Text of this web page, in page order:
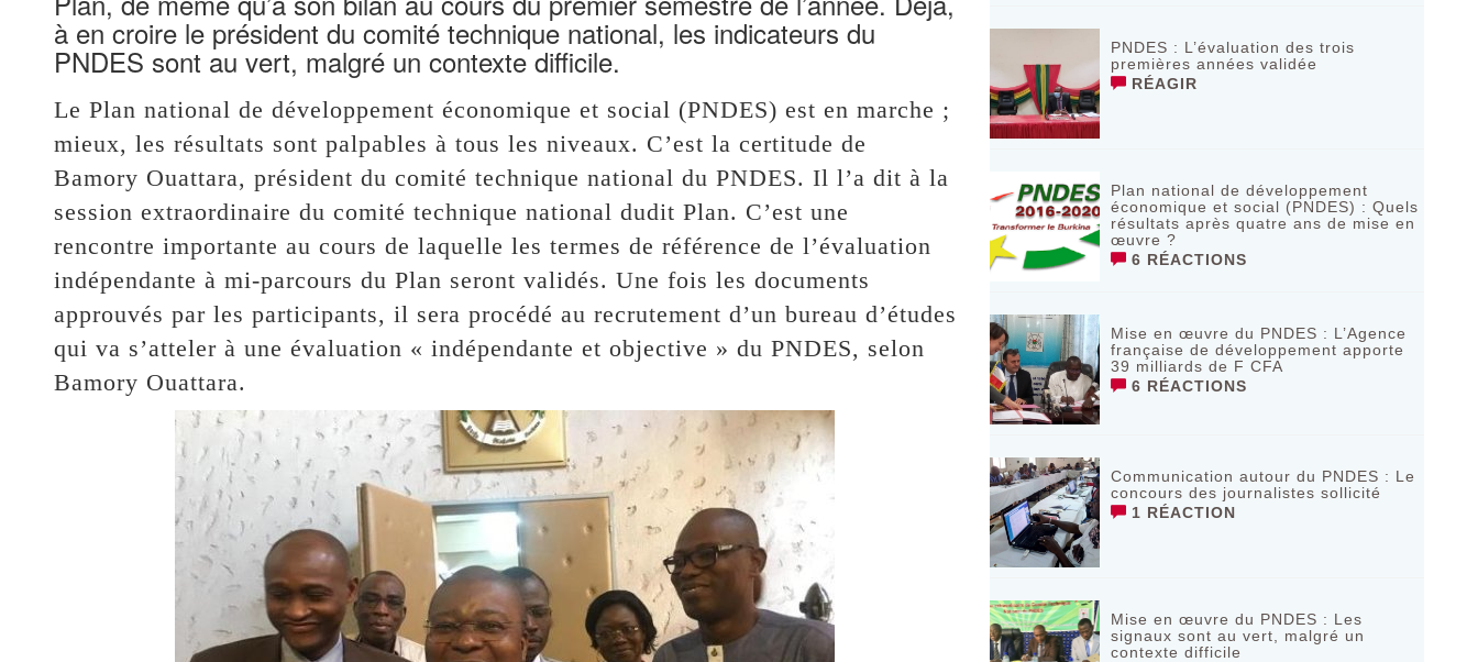
à en croire le président du comité technique national, les indicateurs du
PNDES sont au vert, malgré un contexte difficile.
Le Plan national de développement économique et social (PNDES) est en marche ;
mieux, les résultats sont palpables à tous les niveaux. C’est la certitude de
Bamory Ouattara, président du comité technique national du PNDES. Il l’a dit à la
session extraordinaire du comité technique national dudit Plan. C’est une
rencontre importante au cours de laquelle les termes de référence de l’évaluation
indépendante à mi-parcours du Plan seront validés. Une fois les documents
approuvés par les participants, il sera procédé au recrutement d’un bureau d’études
qui va s’atteler à une évaluation « indépendante et objective » du PNDES, selon
Bamory Ouattara.
PNDES : L’évaluation des trois
premières années validée
RÉAGIR
Plan national de développement
économique et social (PNDES) : Quels
résultats après quatre ans de mise en
œuvre ?
6 RÉACTIONS
Mise en œuvre du PNDES : L’Agence
française de développement apporte
39 milliards de F CFA
6 RÉACTIONS
Communication autour du PNDES : Le
concours des journalistes sollicité
1 RÉACTION
Mise en œuvre du PNDES : Les
signaux sont au vert, malgré un
contexte difficile